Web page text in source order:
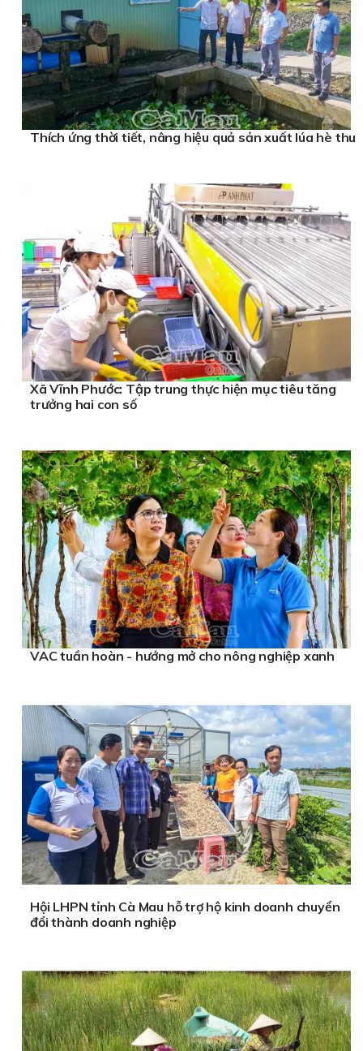
Thích ứng thời tiết, nâng hiệu quả sản xuất lúa hè thu
Xã Vĩnh Phước: Tập trung thực hiện mục tiêu tăng
trưởng hai con số
VAC tuần hoàn - hướng mở cho nông nghiệp xanh
Hội LHPN tỉnh Cà Mau hỗ trợ hộ kinh doanh chuyển
đổi thành doanh nghiệp